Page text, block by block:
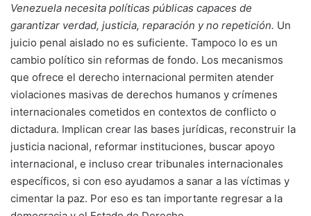
Venezuela necesita políticas públicas capaces de
garantizar verdad, justicia, reparación y no repetición. Un
juicio penal aislado no es suficiente. Tampoco lo es un
cambio político sin reformas de fondo. Los mecanismos
que ofrece el derecho internacional permiten atender
violaciones masivas de derechos humanos y crímenes
internacionales cometidos en contextos de conflicto o
dictadura. Implican crear las bases jurídicas, reconstruir la
justicia nacional, reformar instituciones, buscar apoyo
internacional, e incluso crear tribunales internacionales
específicos, si con eso ayudamos a sanar a las víctimas y
cimentar la paz. Por eso es tan importante regresar a la